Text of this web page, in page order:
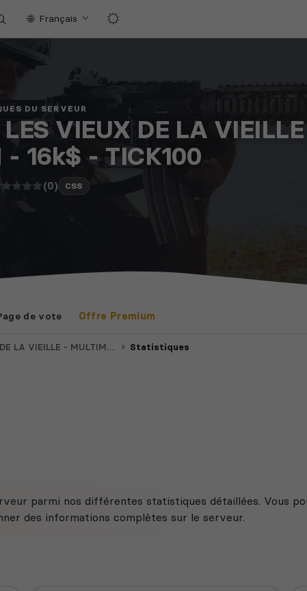
Français
DU SERVEUR
VIEUX DE LA
- 16k$ - TICK100
(0) CSS
de vote Offre Premium
- MULTIMAP FUN - 16k$ - TICK100 Statistiques
parmi nos différentes statistiques détaillées. Vous
des informations complètes sur le serveur.